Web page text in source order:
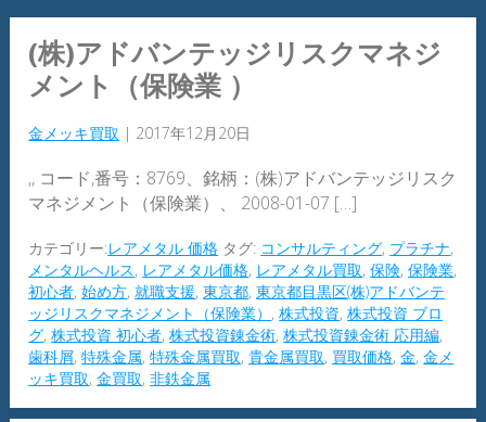
(株)アドバンテッジリスクマネジ
メント（保険業 ）
金メッキ買取 | 2017年12月20日
,, コード,番号：8769、銘柄：(株)アドバンテッジリスク
マネジメント（保険業）、 2008-01-07 […]
カテゴリー:レアメタル 価格 タグ: コンサルティング, プラチナ,
メンタルヘルス, レアメタル価格, レアメタル買取,保険,保険業,
初心者,始め方,就職支援,東京都,東京都目黒区(株)アドバンテ
ッジリスクマネジメント（保険業） ,株式投資,株式投資 ブロ
グ,株式投資 初心者,株式投資錬金術,株式投資錬金術 応用編,
歯科屑,特殊金属,特殊金属買取,貴金属買取, 買取価格,金,金メ
ッキ買取,金買取,非鉄金属